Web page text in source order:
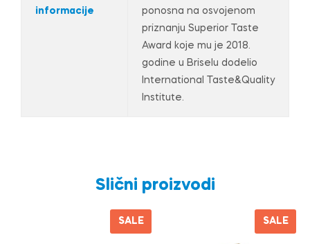
informacije
ponosna na osvojenom
priznanju Superior Taste
Award koje mu je 2018.
godine u Briselu dodelio
International Taste&Quality
Institute.
Slični proizvodi
SALE SALE